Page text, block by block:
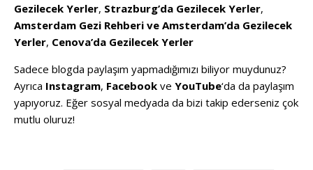
Gezilecek Yerler, Strazburg’da Gezilecek Yerler,
Amsterdam Gezi Rehberi ve Amsterdam’da Gezilecek
Yerler, Cenova’da Gezilecek Yerler
Sadece blogda paylaşım yapmadığımızı biliyor muydunuz?
Ayrıca Instagram, Facebook ve YouTube‘da da paylaşım
yapıyoruz. Eğer sosyal medyada da bizi takip ederseniz çok
mutlu oluruz!